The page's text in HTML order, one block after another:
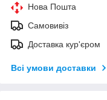
Нова Пошта
Самовивіз
Доставка кур'єром
Всі умови доставки